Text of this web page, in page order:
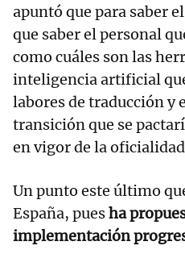
apuntó que para saber
que saber el personal
como cuáles son las
inteligencia artificial
labores de traducción y
transición que se
en vigor de la
Un punto este último
España, puesha
implementación